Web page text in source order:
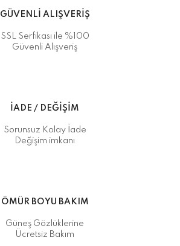
GÜVENLİ ALIŞVERİŞ
SSL Serfikası ile %100
Güvenli Alışveriş
İADE / DEĞİŞİM
Sorunsuz Kolay İade
Değişim imkanı
ÖMÜR BOYU BAKIM
Güneş Gözlüklerine
Ücretsiz Bakım